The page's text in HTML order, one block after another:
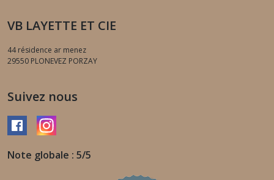
VB LAYETTE ET CIE
44 résidence ar menez
29550 PLONEVEZ PORZAY
Suivez nous
Note globale : 5/5